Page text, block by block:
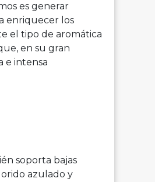
es generar
enriquecer los
el tipo de aromática
en su gran
e intensa
soporta bajas
azulado y